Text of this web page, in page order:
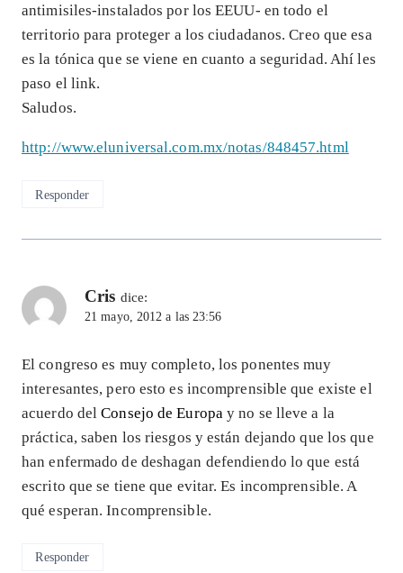
antimisiles-instalados por los EEUU- en todo el
territorio para proteger a los ciudadanos. Creo que esa
es la tónica que se viene en cuanto a seguridad. Ahí les
paso el link.
Saludos.
http://www.eluniversal.com.mx/notas/848457.html
Responder
Cris dice:
21 mayo, 2012 a las 23:56
El congreso es muy completo, los ponentes muy
interesantes, pero esto es incomprensible que existe el
acuerdo delConsejo de Europa y no se lleve a la
práctica, saben los riesgos y están dejando que los que
han enfermado de deshagan defendiendo lo que está
escrito que se tiene que evitar. Es incomprensible. A
qué esperan. Incomprensible.
Responder